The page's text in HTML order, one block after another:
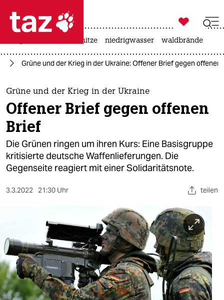
 taz zahl ich
taz zahl ich
themen
politik
öko
gesellschaft
nord
wahrheit
verlag

taz zahl ich
hitze niedrigwasser waldbrände
Grüne und der Krieg in der Ukraine: Offener Brief gegen offenen
Grüne und der Krieg in der Ukraine
Offener Brief gegen offenen
Brief
Die Grünen ringen um ihren Kurs: Eine Basisgruppe
kritisierte deutsche Waffenlieferungen. Die
Gegenseite reagiert mit einer Solidaritätsnote.
3.3.2022 21:30 Uhr teilen